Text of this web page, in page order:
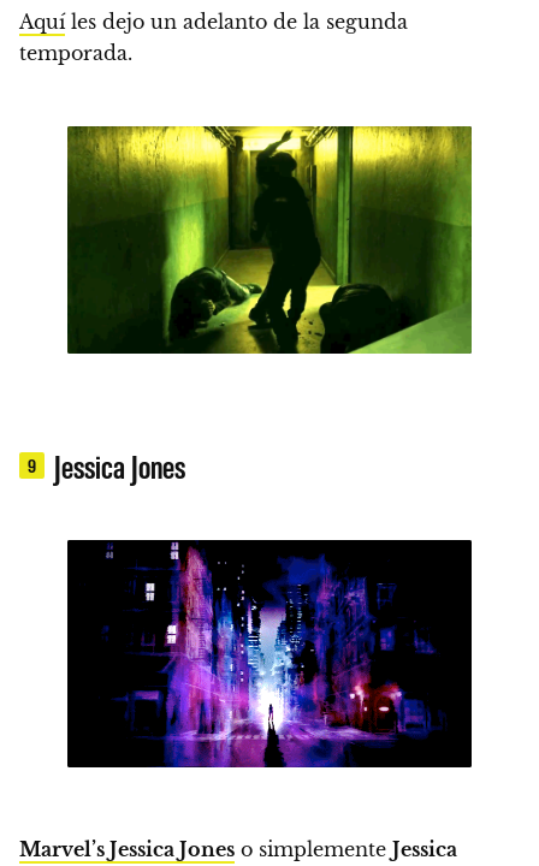
Aquíles dejo un adelanto de la segunda
temporada.
9 Jessica Jones
Marvel’s Jessica Jones o simplemente Jessica